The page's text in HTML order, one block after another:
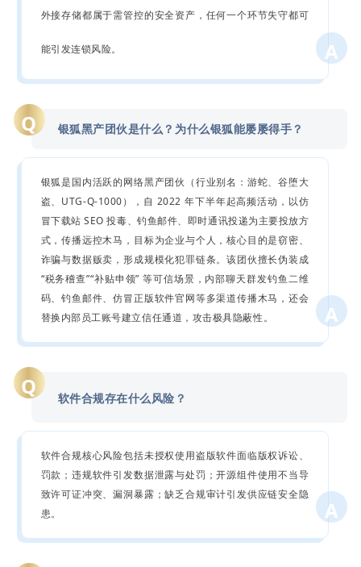
外接存储都属于需管控的安全资产，任何一个环节失守都可
能引发连锁风险。 A
Q 银狐黑产团伙是什么？为什么银狐能屡屡得手？
银狐是国内活跃的网络黑产团伙（行业别名：游蛇、谷堕大
盗、UTG‑Q‑1000），自 2022 年下半年起高频活动，以仿
冒下载站 SEO 投毒、钓鱼邮件、即时通讯投递为主要投放方
式，传播远控木马，目标为企业与个人，核心目的是窃密、
诈骗与数据贩卖，形成规模化犯罪链条。该团伙擅长伪装成
“税务稽查”“补贴申领” 等可信场景，内部聊天群发钓鱼二维
码、钓鱼邮件、仿冒正版软件官网等多渠道传播木马，还会
替换内部员工账号建立信任通道，攻击极具隐蔽性。
A
Q 软件合规存在什么风险？
软件合规核心风险包括未授权使用盗版软件面临版权诉讼、
罚款；违规软件引发数据泄露与处罚；开源组件使用不当导
致许可证冲突、漏洞暴露；缺乏合规审计引发供应链安全隐
患。
A